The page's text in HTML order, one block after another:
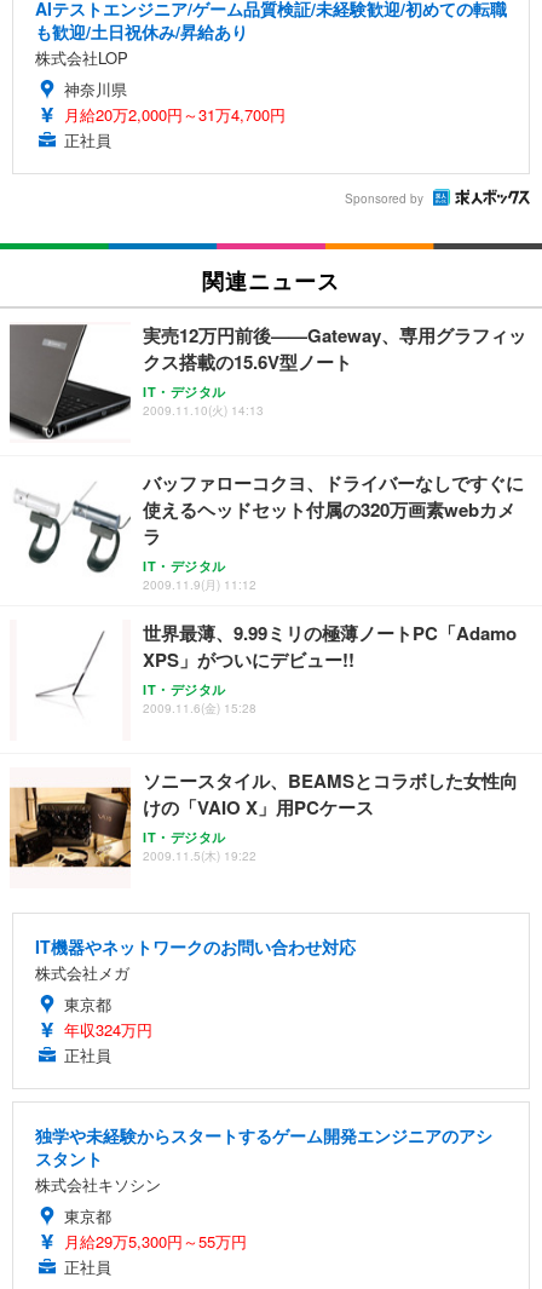
AIテストエンジニア/ゲーム品質検証/未経験歓迎/初めての転職
も歓迎/土日祝休み/昇給あり
株式会社LOP
神奈川県
月給20万2,000円～31万4,700円
正社員
Sponsored by
関連ニュース
実売12万円前後——Gateway、専用グラフィッ
クス搭載の15.6V型ノート
IT・デジタル
2009.11.10(火) 14:13
バッファローコクヨ、ドライバーなしですぐに
使えるヘッドセット付属の320万画素webカメ
ラ
IT・デジタル
2009.11.9(月) 11:12
世界最薄、9.99ミリの極薄ノートPC「Adamo
XPS」がついにデビュー!!
IT・デジタル
2009.11.6(金) 15:28
ソニースタイル、BEAMSとコラボした女性向
けの「VAIO X」用PCケース
IT・デジタル
2009.11.5(木) 19:22
IT機器やネットワークのお問い合わせ対応
株式会社メガ
東京都
年収324万円
正社員
独学や未経験からスタートするゲーム開発エンジニアのアシ
スタント
株式会社キソシン
東京都
月給29万5,300円～55万円
正社員